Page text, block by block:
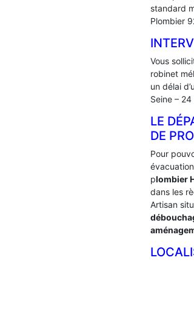
standard
Plombier
Vous
robinet
un délai
Seine –
LE
DE
Pour
plombier
dans les
Artisan